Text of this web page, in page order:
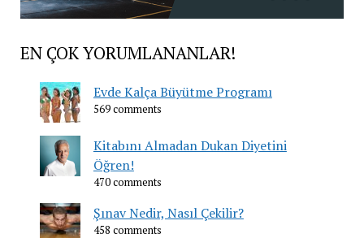
EN ÇOK YORUMLANANLAR!
Evde Kalça Büyütme Programı
569 comments
Kitabını Almadan Dukan Diyetini
Öğren!
470 comments
Şınav Nedir, Nasıl Çekilir?
458 comments